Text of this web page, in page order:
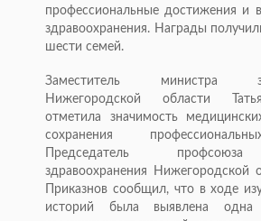
профессиональные достижения и
здравоохранения. Награды
шести семей.
Заместитель министра
Нижегородской области
отметила значимость
сохранения
Председатель
здравоохранения Нижегородской
Приказнов сообщил, что в ходе
историй была выявлена одна